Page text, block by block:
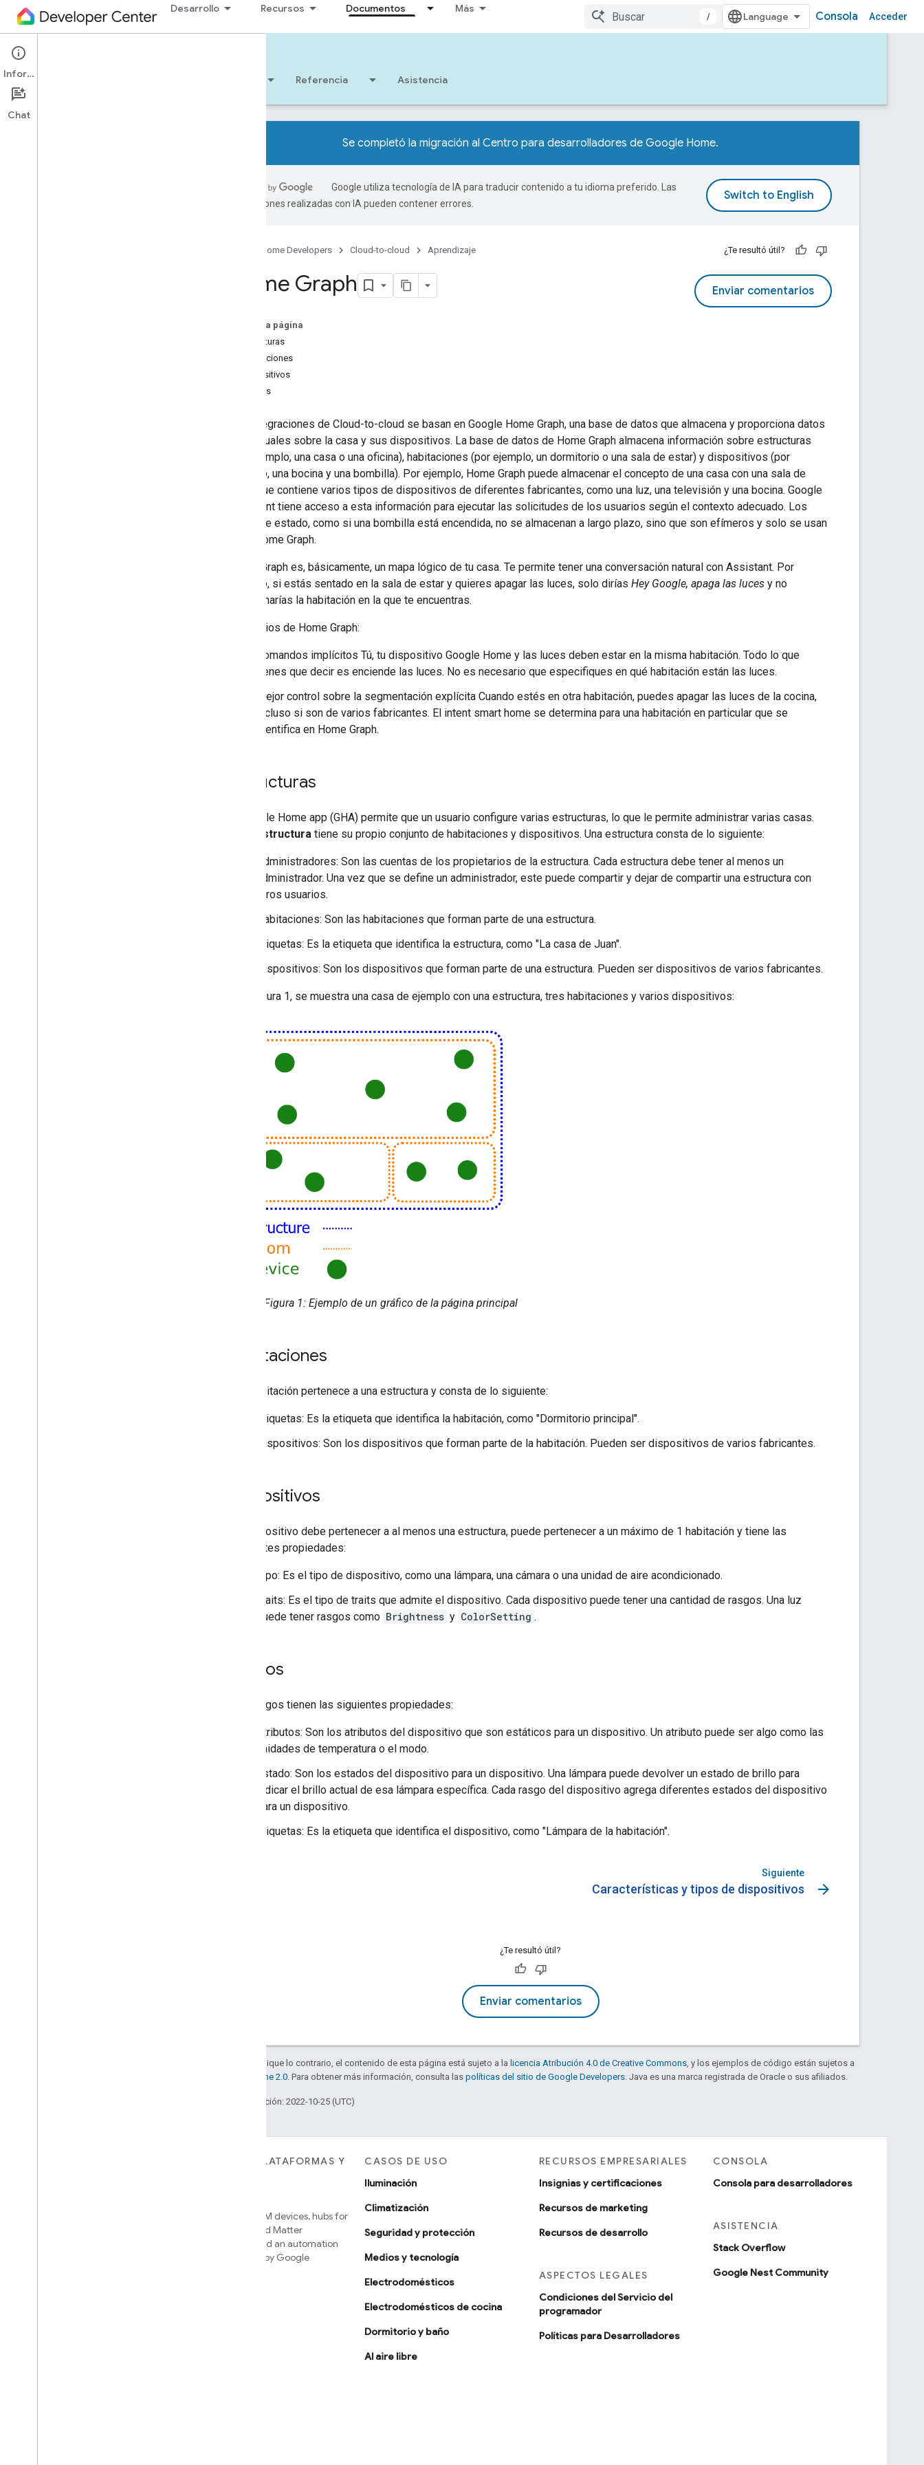
Desarrollo Recursos Documentos Más
/ Consola Acceder
Cloud-to-cloud
Comenzar Referencia Asistencia
Se completó la migración al Centro para desarrolladores de Google Home.
Google utiliza tecnología de IA para traducir contenido a tu idioma preferido. Las
traducciones realizadas con IA pueden contener errores.
Google Home Developers Cloud-to-cloud Aprendizaje ¿Te resultó útil?
Enviar comentarios
Home Graph
En esta página
Estructuras
Habitaciones
Dispositivos
Rasgos
Las integraciones de Cloud-to-cloud se basan en Google Home Graph, una base de datos que almacena y proporciona datos
contextuales sobre la casa y sus dispositivos. La base de datos de Home Graph almacena información sobre estructuras
(por ejemplo, una casa o una oficina), habitaciones (por ejemplo, un dormitorio o una sala de estar) y dispositivos (por
ejemplo, una bocina y una bombilla). Por ejemplo, Home Graph puede almacenar el concepto de una casa con una sala de
estar que contiene varios tipos de dispositivos de diferentes fabricantes, como una luz, una televisión y una bocina. Google
Assistant tiene acceso a esta información para ejecutar las solicitudes de los usuarios según el contexto adecuado. Los
datos de estado, como si una bombilla está encendida, no se almacenan a largo plazo, sino que son efímeros y solo se usan
Home Graph.
Home Graph es, básicamente, un mapa lógico de tu casa. Te permite tener una conversación natural con Assistant. Por
ejemplo, si estás sentado en la sala de estar y quieres apagar las luces, solo dirías Hey Google, apaga las luces y no
mencionarías la habitación en la que te encuentras.
Beneficios de Home Graph:
Comandos implícitos Tú, tu dispositivo Google Home y las luces deben estar en la misma habitación. Todo lo que
tienes que decir es enciende las luces. No es necesario que especifiques en qué habitación están las luces.
Mejor control sobre la segmentación explícita Cuando estés en otra habitación, puedes apagar las luces de la cocina,
incluso si son de varios fabricantes. El intent smart home se determina para una habitación en particular que se
identifica en Home Graph.
Estructuras
Google Home app (GHA) permite que un usuario configure varias estructuras, lo que le permite administrar varias casas.
estructura tiene su propio conjunto de habitaciones y dispositivos. Una estructura consta de lo siguiente:
Administradores: Son las cuentas de los propietarios de la estructura. Cada estructura debe tener al menos un
administrador. Una vez que se define un administrador, este puede compartir y dejar de compartir una estructura con
otros usuarios.
Habitaciones: Son las habitaciones que forman parte de una estructura.
Etiquetas: Es la etiqueta que identifica la estructura, como "La casa de Juan".
Dispositivos: Son los dispositivos que forman parte de una estructura. Pueden ser dispositivos de varios fabricantes.
En la figura 1, se muestra una casa de ejemplo con una estructura, tres habitaciones y varios dispositivos:
Figura 1: Ejemplo de un gráfico de la página principal
Habitaciones
Una habitación pertenece a una estructura y consta de lo siguiente:
Etiquetas: Es la etiqueta que identifica la habitación, como "Dormitorio principal".
Dispositivos: Son los dispositivos que forman parte de la habitación. Pueden ser dispositivos de varios fabricantes.
Dispositivos
Un dispositivo debe pertenecer a al menos una estructura, puede pertenecer a un máximo de 1 habitación y tiene las
siguientes propiedades:
Tipo: Es el tipo de dispositivo, como una lámpara, una cámara o una unidad de aire acondicionado.
Traits: Es el tipo de traits que admite el dispositivo. Cada dispositivo puede tener una cantidad de rasgos. Una luz
puede tener rasgos como Brightness y ColorSetting .
Rasgos
Los rasgos tienen las siguientes propiedades:
Atributos: Son los atributos del dispositivo que son estáticos para un dispositivo. Un atributo puede ser algo como las
unidades de temperatura o el modo.
Estado: Son los estados del dispositivo para un dispositivo. Una lámpara puede devolver un estado de brillo para
indicar el brillo actual de esa lámpara específica. Cada rasgo del dispositivo agrega diferentes estados del dispositivo
para un dispositivo.
Etiquetas: Es la etiqueta que identifica el dispositivo, como "Lámpara de la habitación".
Siguiente
Características y tipos de dispositivos arrow_forward
¿Te resultó útil?
Enviar comentarios
Salvo que se indique lo contrario, el contenido de esta página está sujeto a la licencia Atribución 4.0 de Creative Commons , y los ejemplos de código están sujetos a
licencia Apache 2.0 . Para obtener más información, consulta las políticas del sitio de Google Developers . Java es una marca registrada de Oracle o sus afiliados.
Última actualización: 2022-10-25 (UTC)
PARA APPS, PLATAFORMAS Y
Access over 600M devices, hubs for
Google Home and Matter
infrastructure, and an automation
engine powered by Google
CASOS DE USO
Iluminación
Climatización
Seguridad y protección
Medios y tecnología
Electrodomésticos
Electrodomésticos de cocina
Dormitorio y baño
Al aire libre
RECURSOS EMPRESARIALES
Insignias y certificaciones
Recursos de marketing
Recursos de desarrollo
ASPECTOS LEGALES
Condiciones del Servicio del
programador
Políticas para Desarrolladores
CONSOLA
Consola para desarrolladores
ASISTENCIA
Stack Overflow
Google Nest Community
Información
Chat